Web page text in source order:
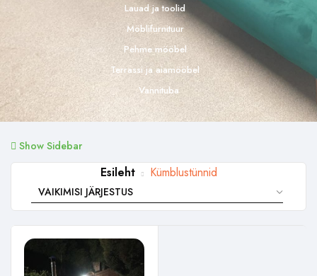
Lauad ja toolid
Möblifurnituur
Pehme mööbel
Terrassi ja aiamööbel
Vannituba
Show Sidebar
Esileht Kümblustünnid